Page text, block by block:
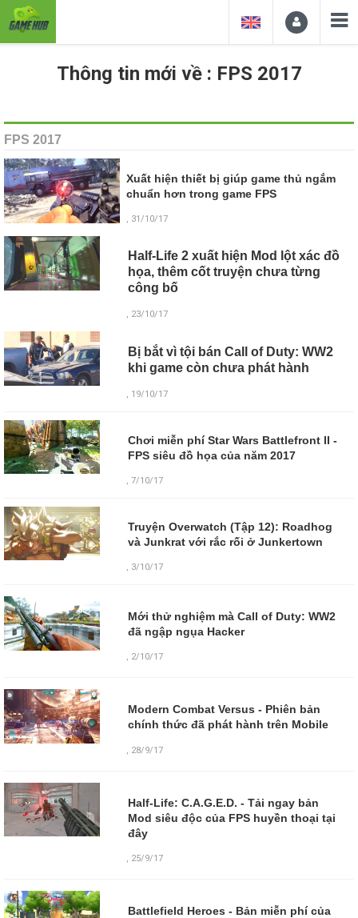
Thông tin mới về : FPS 2017
FPS 2017
Xuất hiện thiết bị giúp game thủ ngắm
chuẩn hơn trong game FPS
, 31/10/17
Half-Life 2 xuất hiện Mod lột xác đồ
họa, thêm cốt truyện chưa từng
công bố
, 23/10/17
Bị bắt vì tội bán Call of Duty: WW2
khi game còn chưa phát hành
, 19/10/17
Chơi miễn phí Star Wars Battlefront II -
FPS siêu đồ họa của năm 2017
, 7/10/17
Truyện Overwatch (Tập 12): Roadhog
và Junkrat với rắc rối ở Junkertown
, 3/10/17
Mới thử nghiệm mà Call of Duty: WW2
đã ngập ngụa Hacker
, 2/10/17
Modern Combat Versus - Phiên bản
chính thức đã phát hành trên Mobile
28/9/17
Half-Life: C.A.G.E.D. - Tải ngay bản
Mod siêu độc của FPS huyền thoại tại
đây
, 25/9/17
Battlefield Heroes - Bản miễn phí của